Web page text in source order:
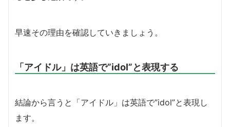
早速その理由を確認していきましょう。
「アイドル」は英語で”idol”と表現する
結論から言うと「アイドル」は英語で”idol”と表現し
ます。